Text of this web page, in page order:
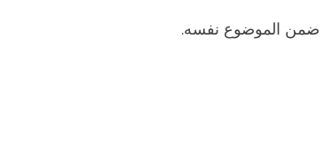
ضمن الموضوع نفسه.